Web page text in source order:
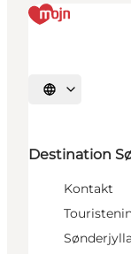
Sprache
Destination
Kontakt